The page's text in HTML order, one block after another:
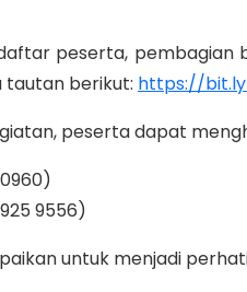
peserta,
tautan berikut: https://
peserta dapat
9556)
untuk menjadi